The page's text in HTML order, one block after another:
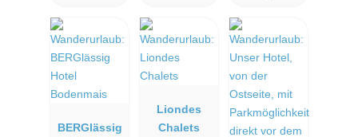
BERGlässig
Liondes
Chalets